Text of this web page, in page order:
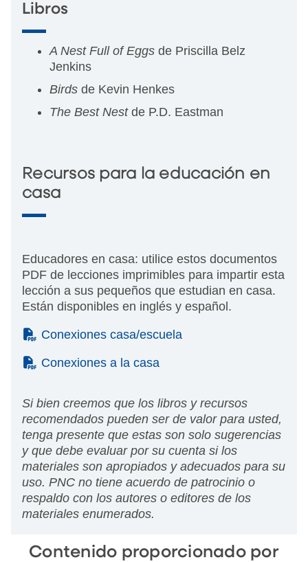
Libros
A Nest Full of Eggs de Priscilla Belz
Jenkins
Birds de Kevin Henkes
The Best Nestde P.D. Eastman
Recursos para la educación en
casa
Educadores en casa: utilice estos documentos
PDF de lecciones imprimibles para impartir esta
lección a sus pequeños que estudian en casa.
Están disponibles en inglés y español.
(PDF)
Conexiones casa/escuela
(PDF)
Conexiones a la casa
Si bien creemos que los libros y recursos
recomendados pueden ser de valor para usted,
tenga presente que estas son solo sugerencias
y que debe evaluar por su cuenta si los
materiales son apropiados y adecuados para su
uso. PNC no tiene acuerdo de patrocinio o
respaldo con los autores o editores de los
materiales enumerados.
Contenido proporcionado por